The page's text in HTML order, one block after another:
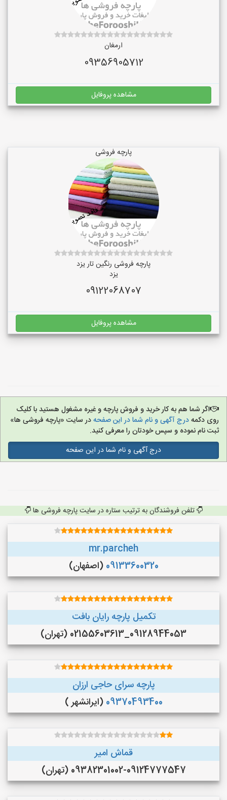
ارمغان
09356905712
مشاهده پروفایل
پارچه فروشی
پارچه فروشی رنگین تار یزد
یزد
09122068707
مشاهده پروفایل
اگر شما هم به کار خرید و فروش پارچه و غیره مشغول هستید با کلیک
روی دکمهدرج آگهی و نام شما در این صفحهدر سایت «پارچه فروشی ها»
ثبت نام نموده و سپس خودتان را معرفی کنید.
درج آگهی و نام شما در این صفحه
تلفن فروشندگان به ترتیب ستاره در سایت پارچه فروشی ها
mr.parcheh
09133600320 (اصفهان)
تکمیل پارچه رایان بافت
09128944053_02155603613 (تهران)
پارچه سرای حاجی ارزان
09370493400 (ایرانشهر )
قماش امیر
09382301002-09124777547 (تهران)